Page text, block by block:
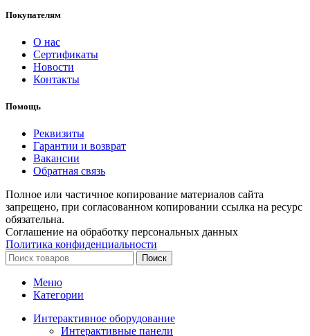
Покупателям
О нас
Сертификаты
Новости
Контакты
Помощь
Реквизиты
Гарантии и возврат
Вакансии
Обратная связь
Полное или частичное копирование материалов сайта
запрещено, при согласованном копировании ссылка на ресурс
обязательна.
Соглашение на обработку персональных данных
Политика конфиденциальности
Поиск
Меню
Категории
Интерактивное оборудование
Интерактивные панели